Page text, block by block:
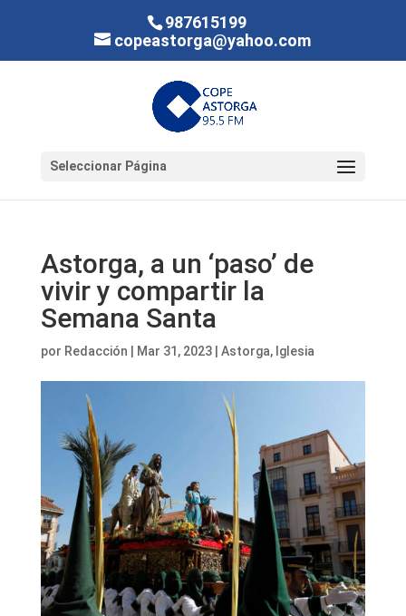
987615199
copeastorga@yahoo.com
Seleccionar Página
Astorga, a un ‘paso’ de
vivir y compartir la
Semana Santa
por Redacción Mar 31, 2023| Astorga, Iglesia